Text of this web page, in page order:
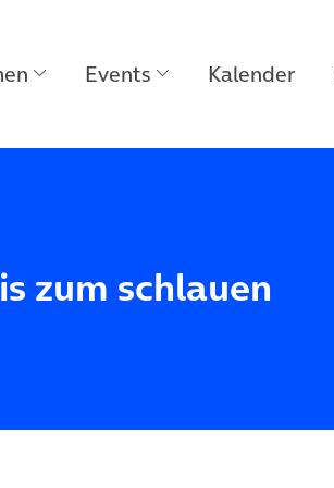
Events Kalender
zum schlauen